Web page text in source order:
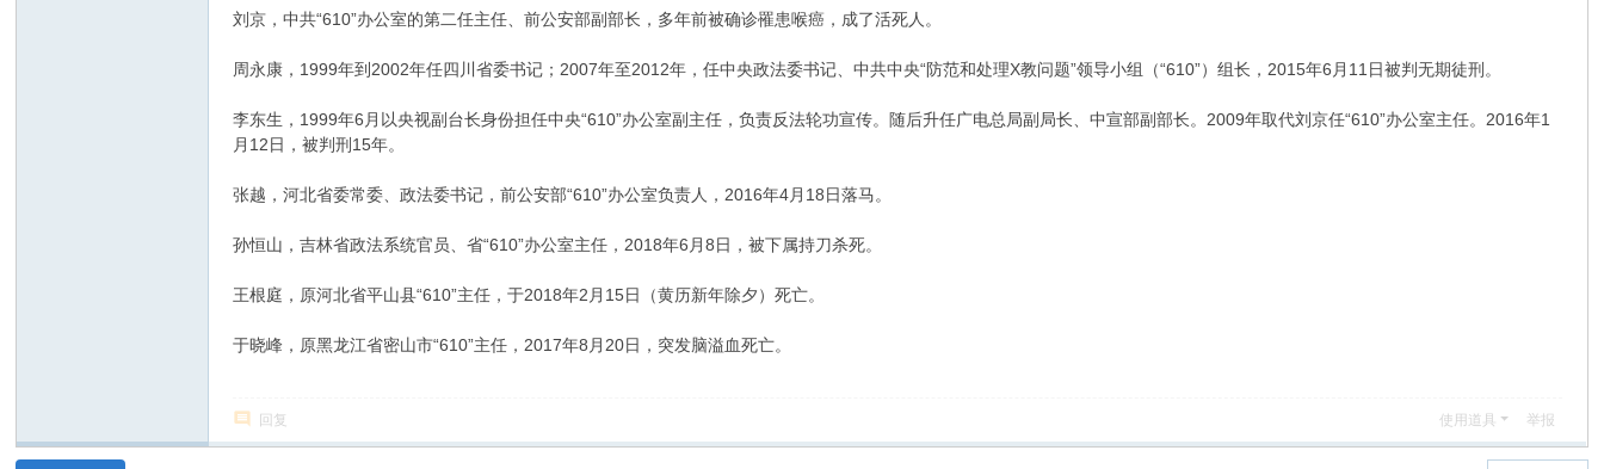
刘京，中共“610”办公室的第二任主任、前公安部副部长，多年前被确诊罹患喉癌，成了活死人。
周永康，1999年到2002年任四川省委书记；2007年至2012年，任中央政法委书记、中共中央“防范和处理X教问题”领导小组（“610”）组长，2015年6月11日被判无期徒刑。
李东生，1999年6月以央视副台长身份担任中央“610”办公室副主任，负责反法轮功宣传。随后升任广电总局副局长、中宣部副部长。2009年取代刘京任“610”办公室主任。2016年1
月12日，被判刑15年。
张越，河北省委常委、政法委书记，前公安部“610”办公室负责人，2016年4月18日落马。
孙恒山，吉林省政法系统官员、省“610”办公室主任，2018年6月8日，被下属持刀杀死。
王根庭，原河北省平山县“610”主任，于2018年2月15日（黄历新年除夕）死亡。
于晓峰，原黑龙江省密山市“610”主任，2017年8月20日，突发脑溢血死亡。
回复 使用道具 举报